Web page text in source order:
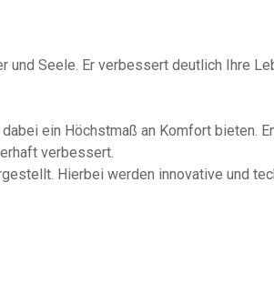
und Seele. Er verbessert deutlich Ihre
ein Höchstmaß an Komfort bieten.
verbessert.
Hierbei werden innovative und